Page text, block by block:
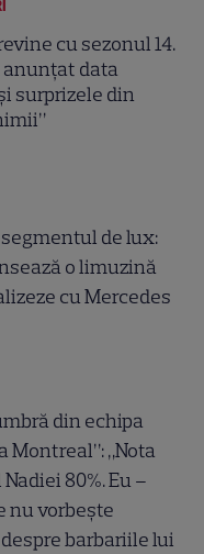
cu sezonul 14.
anunțat data
surprizele din
segmentul de lux:
o limuzină
cu Mercedes
din echipa
Montreal”: „Nota
80%. Eu –
nu vorbește
barbariile lui